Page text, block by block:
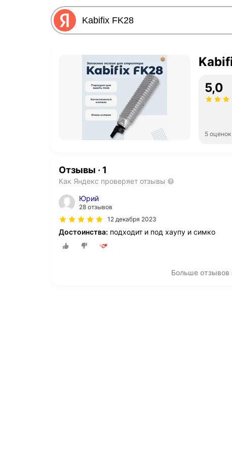
5,0
5 оценок
Отзывы · 1
Как Яндекс проверяет отзывы
Юрий
28 отзывов
12 декабря 2023
Достоинства: подходит и под хаупу и симко
Больше отзывов